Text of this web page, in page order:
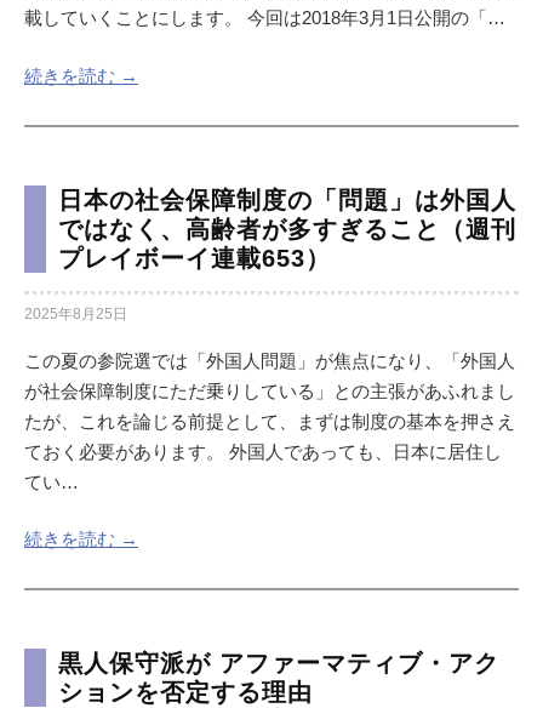
載していくことにします。 今回は2018年3月1日公開の「…
続きを読む →
日本の社会保障制度の「問題」は外国人
ではなく、高齢者が多すぎること（週刊
プレイボーイ連載653）
2025年8月25日
この夏の参院選では「外国人問題」が焦点になり、「外国人
が社会保障制度にただ乗りしている」との主張があふれまし
たが、これを論じる前提として、まずは制度の基本を押さえ
ておく必要があります。 外国人であっても、日本に居住し
てい…
続きを読む →
黒人保守派が アファーマティブ・アク
ションを否定する理由